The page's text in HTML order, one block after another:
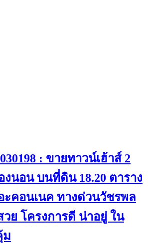
: ขายทาวน์เฮ้าส์ 2
นอน บนที่ดิน 18.20 ตาราง
ะคอนเนค ทางด่วนวัชรพล
ย โครงการดี น่าอยู่ ใน
ม